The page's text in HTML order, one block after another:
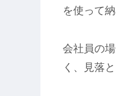
を使って
会社員の
く、見落